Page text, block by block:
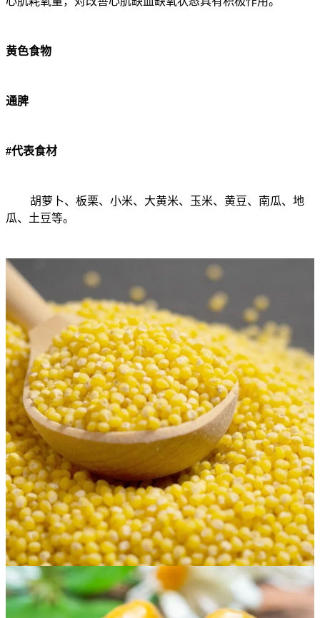
黄色食物
通脾
#代表食材
胡萝卜、板栗、小米、大黄米、玉米、黄豆、南瓜、地
瓜、土豆等。